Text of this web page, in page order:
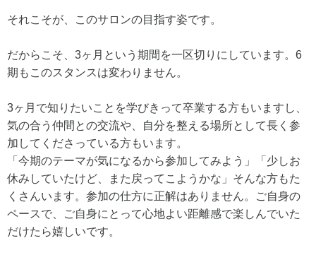
それこそが、このサロンの目指す姿です。
だからこそ、3ヶ月という期間を一区切りにしています。6
期もこのスタンスは変わりません。
3ヶ月で知りたいことを学びきって卒業する方もいますし、
気の合う仲間との交流や、自分を整える場所として長く参
加してくださっている方もいます。
「今期のテーマが気になるから参加してみよう」「少しお
休みしていたけど、また戻ってこようかな」そんな方もた
くさんいます。参加の仕方に正解はありません。ご自身の
ペースで、ご自身にとって心地よい距離感で楽しんでいた
だけたら嬉しいです。